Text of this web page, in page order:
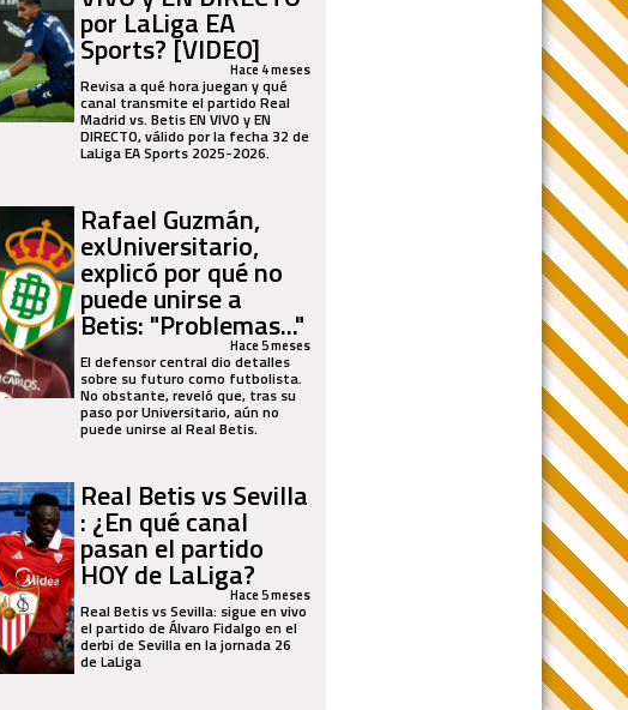
por LaLiga EA
Sports? [VIDEO]Hace 4 meses
Revisa a qué hora juegan y qué
canal transmite el partido Real
Madrid vs. Betis EN VIVO y EN
DIRECTO, válido por la fecha 32 de
LaLiga EA Sports 2025-2026.
Rafael Guzmán,
exUniversitario,
explicó por qué no
puede unirse a
Betis: "Problemas..."
Hace 5 meses
El defensor central dio detalles
sobre su futuro como futbolista.
No obstante, reveló que, tras su
paso por Universitario, aún no
puede unirse al Real Betis.
Real Betis vs Sevilla
: ¿En qué canal
pasan el partido
HOY de LaLiga?Hace 5 meses
Real Betis vs Sevilla: sigue en vivo
el partido de Álvaro Fidalgo en el
derbi de Sevilla en la jornada 26
de LaLiga